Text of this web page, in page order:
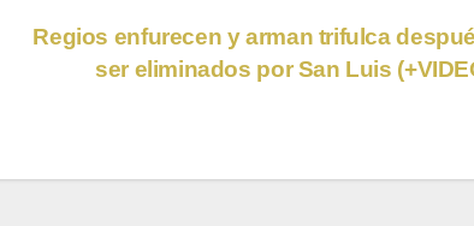
Regios enfurecen y arman trifulca
ser eliminados por San Luis